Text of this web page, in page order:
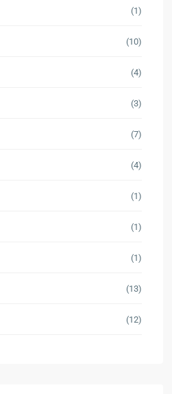
(1)
(10)
(4)
(3)
(7)
(4)
(1)
(1)
(1)
(13)
(12)